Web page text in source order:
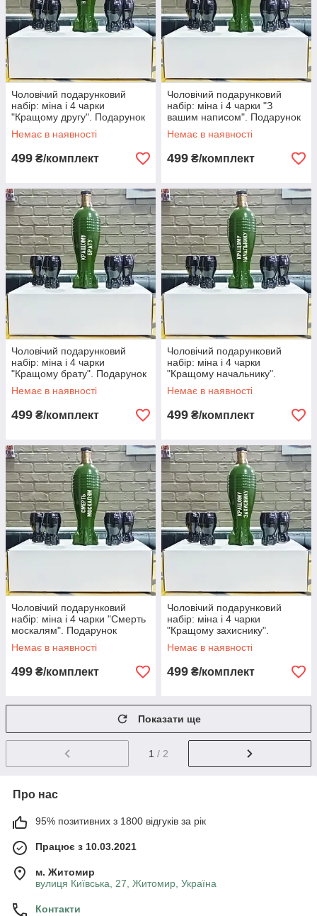
Чоловічий подарунковий
набір: міна і 4 чарки
"Кращому другу". Подарунок
чоловіку, другу. Набір
бойовий
Немає в наявності
499 ₴/комплект
Чоловічий подарунковий
набір: міна і 4 чарки "З
вашим написом". Подарунок
чоловіку. Набір бойовий
Немає в наявності
499 ₴/комплект
Чоловічий подарунковий
набір: міна і 4 чарки
"Кращому брату". Подарунок
брату. Набір бойовий
Немає в наявності
499 ₴/комплект
Чоловічий подарунковий
набір: міна і 4 чарки
"Кращому начальнику".
Подарунок керівнику, босу.
Набір бойовий
Немає в наявності
499 ₴/комплект
Чоловічий подарунковий
набір: міна і 4 чарки "Смерть
москалям". Подарунок
чоловіку. Набір бойовий
Немає в наявності
499 ₴/комплект
Чоловічий подарунковий
набір: міна і 4 чарки
"Кращому захиснику".
Подарунок чоловіку, другу.
Набір бойовий
Немає в наявності
499 ₴/комплект
Показати ще
1 / 2
Про нас
95% позитивних з 1800 відгуків за рік
Працює з 10.03.2021
м. Житомир
вулиця Київська, 27, Житомир, Україна
Контакти